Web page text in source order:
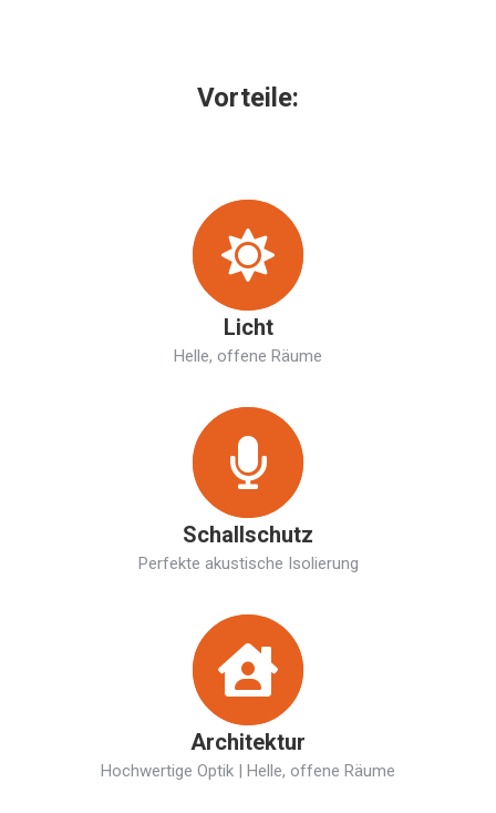
Vorteile:
Licht
Helle, offene Räume
Schallschutz
Perfekte akustische Isolierung
Architektur
Hochwertige Optik | Helle, offene Räume